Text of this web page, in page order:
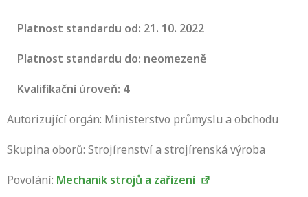
Platnost standardu od: 21. 10. 2022
Platnost standardu do: neomezeně
Kvalifikační úroveň: 4
Autorizující orgán: Ministerstvo průmyslu a obchodu
Skupina oborů: Strojírenství a strojírenská výroba
Povolání: Mechanik strojů a zařízení